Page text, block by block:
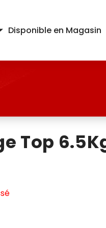
Disponible en Magasin
Top